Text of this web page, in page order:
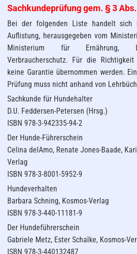
Sachkundeprüfung gem. § 3
Bei der folgenden Liste handelt sich
Auflistung, herausgegeben vom
Ministerium für Ernährung,
Verbraucherschutz. Für die
keine Garantie übernommen werden.
Prüfung muss nicht anhand von
Sachkunde für Hundehalter
D.U. Feddersen-Petersen (Hrsg.)
ISBN 978-3-942335-94-2
Der Hunde-Führerschein
Celina delAmo, Renate Jones-Baade,
Verlag
ISBN 978-3-8001-5952-9
Hundeverhalten
Barbara Schning, Kosmos-Verlag
ISBN 978-3-440-11181-9
Der Hundeführerschein
Gabriele Metz, Ester Schalke, Kosmos-
ISBN 978-3-440132487